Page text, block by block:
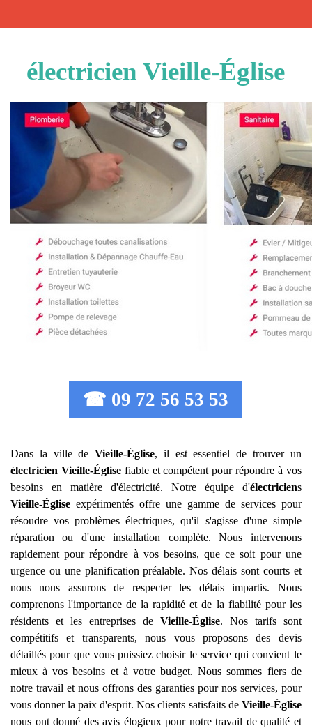
électricien Vieille-Église
☎ 09 72 56 53 53
Dans la ville deVieille-Église, il est essentiel de trouver un
électricien Vieille-Églisefiable et compétent pour répondre à vos
besoins en matière d'électricité. Notre équipe d'électriciens
Vieille-Église expérimentés offre une gamme de services pour
résoudre vos problèmes électriques, qu'il s'agisse d'une simple
réparation ou d'une installation complète. Nous intervenons
rapidement pour répondre à vos besoins, que ce soit pour une
urgence ou une planification préalable. Nos délais sont courts et
nous nous assurons de respecter les délais impartis. Nous
comprenons l'importance de la rapidité et de la fiabilité pour les
résidents et les entreprises de Vieille-Église. Nos tarifs sont
compétitifs et transparents, nous vous proposons des devis
détaillés pour que vous puissiez choisir le service qui convient le
mieux à vos besoins et à votre budget. Nous sommes fiers de
notre travail et nous offrons des garanties pour nos services, pour
vous donner la paix d'esprit. Nos clients satisfaits de Vieille-Église
nous ont donné des avis élogieux pour notre travail de qualité et